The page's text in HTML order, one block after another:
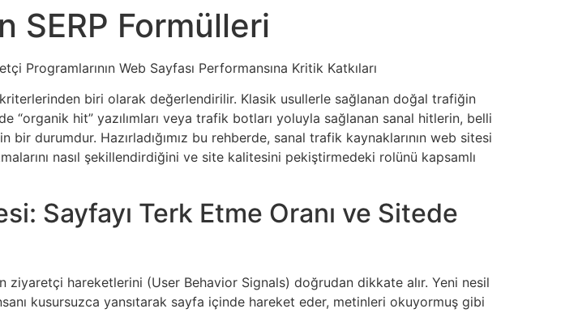
SERP Formülleri
Programlarının Web Sayfası Performansına Kritik Katkıları
kriterlerinden biri olarak değerlendirilir. Klasik usullerle sağlanan doğal trafiğin
hit” yazılımları veya trafik botları yoluyla sağlanan sanal hitlerin, belli
durumdur. Hazırladığımız bu rehberde, sanal trafik kaynaklarının web sitesi
nasıl şekillendirdiğini ve site kalitesini pekiştirmedeki rolünü kapsamlı
Sayfayı Terk Etme Oranı ve Sitede
hareketlerini (User Behavior Signals) doğrudan dikkate alır. Yeni nesil
kusursuzca yansıtarak sayfa içinde hareket eder, metinleri okuyormuş gibi